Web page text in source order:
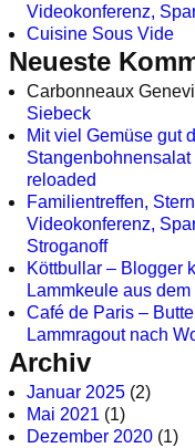
Videokonferenz,
Cuisine Sous Vide
Neueste
Carbonneaux
Siebeck
Mit viel Gemüse gut
Stangenbohnensalat
reloaded
Familientreffen,
Videokonferenz,
Stroganoff
Köttbullar – Blogger
Lammkeule aus
Café de Paris –
Lammragout nach
Archiv
Januar 2025 (2)
Mai 2021 (1)
Dezember 2020 (1)